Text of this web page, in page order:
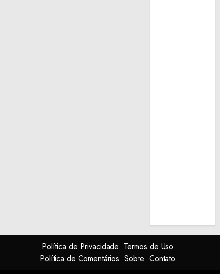
Política de Privacidade Termos de Uso
Política de Comentários Sobre Contato